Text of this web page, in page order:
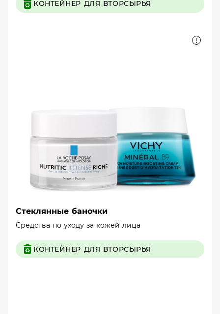
КОНТЕЙНЕР ДЛЯ ВТОРСЫРЬЯ
Стеклянные баночки
Средства по уходу за кожей лица
КОНТЕЙНЕР ДЛЯ ВТОРСЫРЬЯ